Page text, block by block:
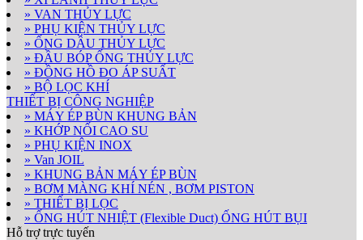
» VAN THỦY LỰC
» PHỤ KIỆN THỦY LỰC
» ỐNG DẦU THỦY LỰC
» ĐẦU BÓP ỐNG THỦY LỰC
» ĐỒNG HỒ ĐO ÁP SUẤT
» BỘ LỌC KHÍ
THIẾT BỊ CÔNG NGHIỆP
» MÁY ÉP BÙN KHUNG BẢN
» KHỚP NỐI CAO SU
» PHỤ KIỆN INOX
» Van JOIL
» KHUNG BẢN MÁY ÉP BÙN
» BƠM MÀNG KHÍ NÉN , BƠM PISTON
» THIẾT BỊ LỌC
» ỐNG HÚT NHIỆT (Flexible Duct) ỐNG HÚT BỤI
Hỗ trợ trực tuyến